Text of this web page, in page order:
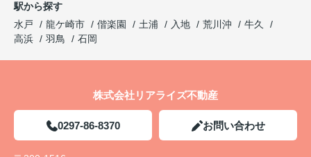
駅から探す
水戸
龍ケ崎市 偕楽園 土浦 入地 荒川沖
牛久
高浜
羽鳥 石岡
株式会社リアライズ不動産
0297-86-8370 お問い合わせ